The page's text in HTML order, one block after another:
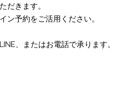
だきます。
ン予約をご活用ください。
、またはお電話で承ります。